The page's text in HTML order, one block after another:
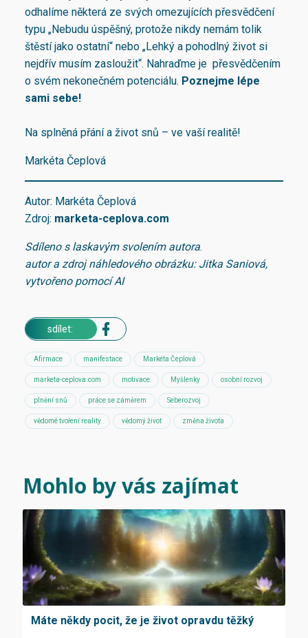
odhalíme některá ze svých omezujících přesvědčení
typu „Nebudu úspěšný, protože nikdy nemám tolik
štěstí jako ostatní“ nebo „Lehký a pohodlný život si
nejdřív musím zasloužit“. Nahraďme je přesvědčením
o svém nekonečném potenciálu. Poznejme lépe
sami sebe!
Na splněná přání a život snů – ve vaší realitě!
Markéta Čeplová
Autor: Markéta Čeplová
Zdroj: marketa-ceplova.com
Sdíleno s laskavým svolením autora.
autor a zdroj náhledového obrázku: Jitka Saniová,
vytvořeno pomocí AI
sdílet:
Afirmace manifestace Markéta Čeplová
marketa-ceplova.com motivace Myšlenky osobní rozvoj
plnění snů práce se záměrem Seberozvoj
vědomé tvoření reality vědomý život změna života
Mohlo by vás zajímat
Máte někdy pocit, že je život opravdu těžký